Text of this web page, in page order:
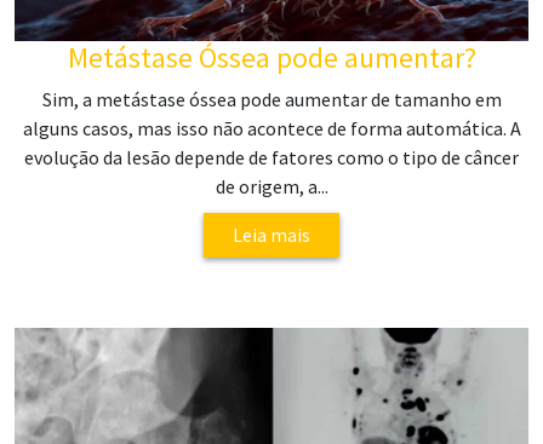
Metástase Óssea pode aumentar?
Sim, a metástase óssea pode aumentar de tamanho em
alguns casos, mas isso não acontece de forma automática. A
evolução da lesão depende de fatores como o tipo de câncer
de origem, a...
Leia mais